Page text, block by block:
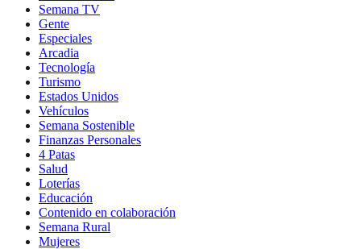
Semana TV
Gente
Especiales
Arcadia
Tecnología
Turismo
Estados Unidos
Vehículos
Semana Sostenible
Finanzas Personales
4 Patas
Salud
Loterías
Educación
Contenido en colaboración
Semana Rural
Mujeres